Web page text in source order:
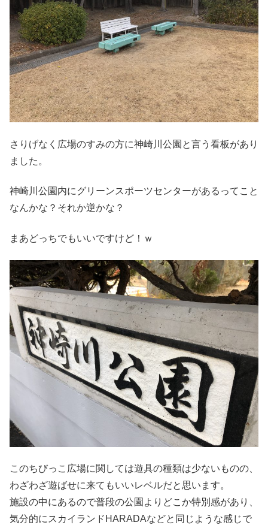
さりげなく広場のすみの方に神崎川公園と言う看板があり
ました。
神崎川公園内にグリーンスポーツセンターがあるってこと
なんかな？それか逆かな？
まあどっちでもいいですけど！ｗ
このちびっこ広場に関しては遊具の種類は少ないものの、
わざわざ遊ばせに来てもいいレベルだと思います。
施設の中にあるので普段の公園よりどこか特別感があり、
気分的にスカイランドHARADAなどと同じような感じで